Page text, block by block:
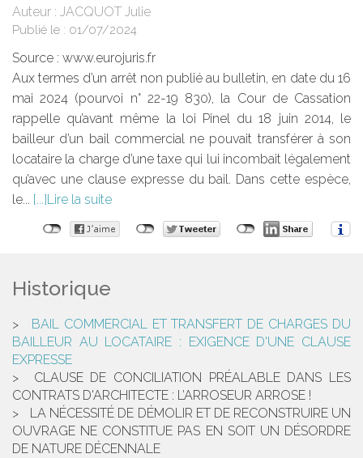
Auteur : JACQUOT Julie
Publié le : 01/07/2024
Source : www.eurojuris.fr
Aux termes d’un arrêt non publié au bulletin, en date du 16
mai 2024 (pourvoi n° 22-19 830), la Cour de Cassation
rappelle qu’avant même la loi Pinel du 18 juin 2014, le
bailleur d’un bail commercial ne pouvait transférer à son
locataire la charge d’une taxe qui lui incombait légalement
qu’avec une clause expresse du bail. Dans cette espèce,
le...
Lire la suite
Historique
BAIL COMMERCIAL ET TRANSFERT DE CHARGES DU
BAILLEUR AU LOCATAIRE : EXIGENCE D'UNE CLAUSE
EXPRESSE
CLAUSE DE CONCILIATION PRÉALABLE DANS LES
CONTRATS D'ARCHITECTE : L’ARROSEUR ARROSE !
LA NÉCESSITÉ DE DÉMOLIR ET DE RECONSTRUIRE UN
OUVRAGE NE CONSTITUE PAS EN SOIT UN DÉSORDRE
DE NATURE DÉCENNALE